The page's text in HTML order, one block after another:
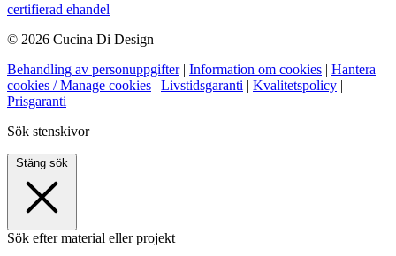
certifierad ehandel
© 2026 Cucina Di Design
Behandling av personuppgifter | Information om cookies | Hantera
cookies / Manage cookies | Livstidsgaranti | Kvalitetspolicy |
Prisgaranti
Sök stenskivor
Stäng sök
Sök efter material eller projekt